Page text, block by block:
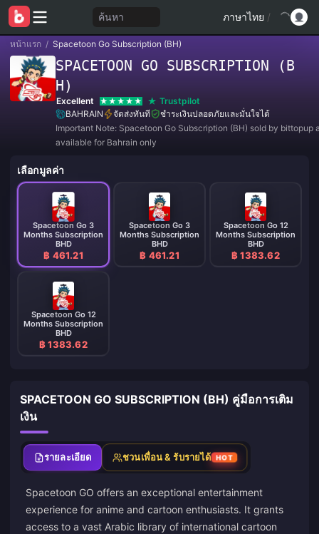
ค้นหา ภาษาไทย /
หน้าแรก / Spacetoon Go Subscription (BH)
SPACETOON GO SUBSCRIPTION (B
H)
Excellent
Trustpilot
BAHRAIN
จัดส่งทันที
ชำระเงินปลอดภัยและมั่นใจได้
Important Note: Spacetoon Go Subscription (BH) sold by bittopup
available for Bahrain only
เลือกมูลค่า
Spacetoon Go 3
Months Subscription
BHD
฿ 461.21
Spacetoon Go 3
Months Subscription
BHD
฿ 461.21
Spacetoon Go 12
Months Subscription
BHD
฿ 1383.62
Spacetoon Go 12
Months Subscription
BHD
฿ 1383.62
SPACETOON GO SUBSCRIPTION (BH) คู่มือการเติม
เงิน
รายละเอียด ชวนเพื่อน & รับรายได้ HOT
Spacetoon GO offers an exceptional entertainment
experience for anime and cartoon enthusiasts. It grants
access to a vast Arabic library of international cartoon